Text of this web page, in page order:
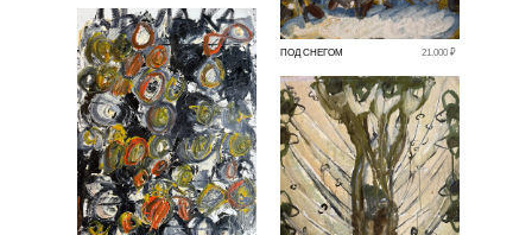
ПОД СНЕГОМ 21.000 ₽